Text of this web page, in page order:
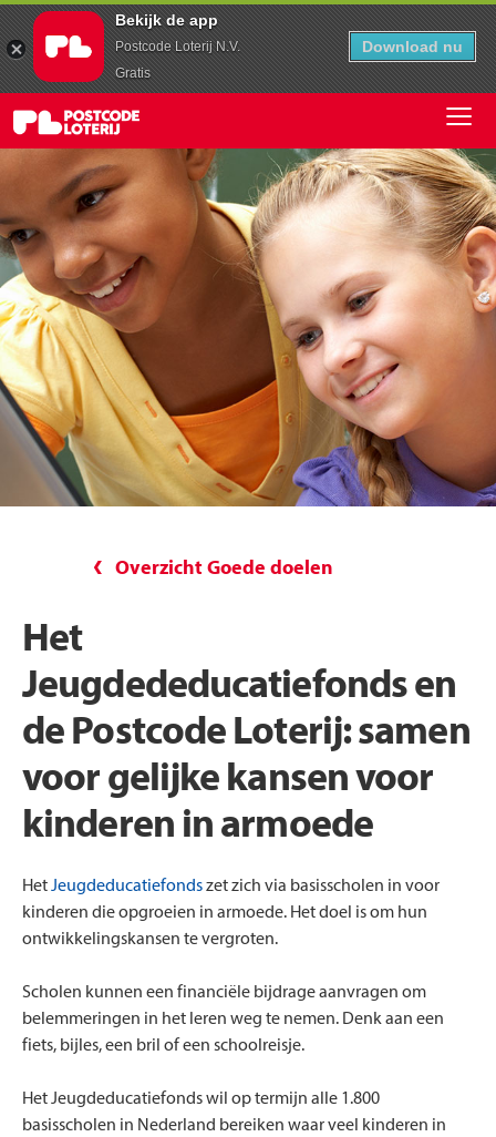
Bekijk de app
Postcode Loterij N.V.
Gratis
Download nu
Overzicht Goede doelen
Het
Jeugdededucatiefonds en
de Postcode Loterij: samen
voor gelijke kansen voor
kinderen in armoede
HetJeugdeducatiefondszet zich via basisscholen in voor
kinderen die opgroeien in armoede. Het doel is om hun
ontwikkelingskansen te vergroten.
Scholen kunnen een financiële bijdrage aanvragen om
belemmeringen in het leren weg te nemen. Denk aan een
fiets, bijles, een bril of een schoolreisje.
Het Jeugdeducatiefonds wil op termijn alle 1.800
basisscholen in Nederland bereiken waar veel kinderen in